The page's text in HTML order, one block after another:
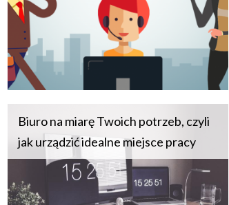
Biuro na miarę Twoich potrzeb, czyli
jak urządzić idealne miejsce pracy